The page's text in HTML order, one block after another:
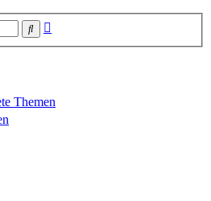
Suche
Themen